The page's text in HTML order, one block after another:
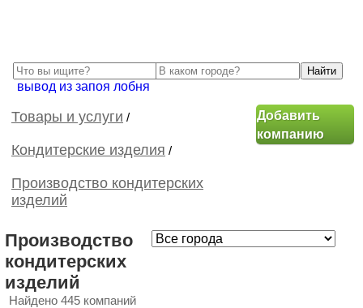
вывод из запоя лобня
Товары и услуги /
Кондитерские изделия /
Производство кондитерских
изделий
Добавить
компанию
Производство
кондитерских
изделий
Найдено 445 компаний